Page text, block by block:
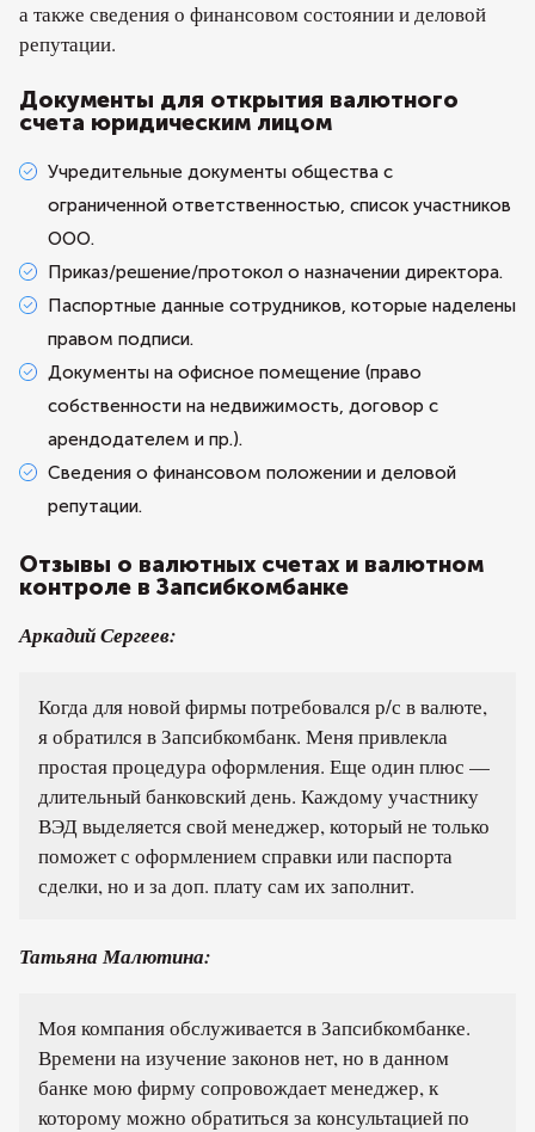
а также сведения о финансовом состоянии и деловой
репутации.
Документы для открытия валютного
счета юридическим лицом
Учредительные документы общества с
ограниченной ответственностью, список участников
ООО.
Приказ/решение/протокол о назначении директора.
Паспортные данные сотрудников, которые наделены
правом подписи.
Документы на офисное помещение (право
собственности на недвижимость, договор с
арендодателем и пр.).
Сведения о финансовом положении и деловой
репутации.
Отзывы о валютных счетах и валютном
контроле в Запсибкомбанке
Аркадий Сергеев:
Когда для новой фирмы потребовался р/с в валюте,
я обратился в Запсибкомбанк. Меня привлекла
простая процедура оформления. Еще один плюс —
длительный банковский день. Каждому участнику
ВЭД выделяется свой менеджер, который не только
поможет с оформлением справки или паспорта
сделки, но и за доп. плату сам их заполнит.
Татьяна Малютина:
Моя компания обслуживается в Запсибкомбанке.
Времени на изучение законов нет, но в данном
банке мою фирму сопровождает менеджер, к
которому можно обратиться за консультацией по